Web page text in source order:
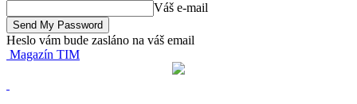
Váš e-mail
Heslo vám bude zasláno na váš email
Magazín TIM